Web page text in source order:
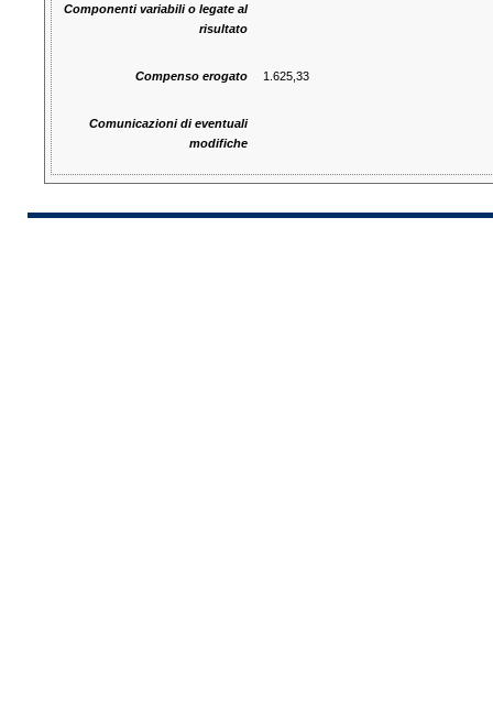
Componenti variabili o legate al
risultato
Compenso erogato 1.625,33
Comunicazioni di eventuali
modifiche